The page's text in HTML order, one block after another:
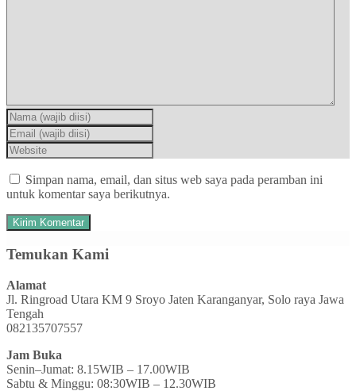
Simpan nama, email, dan situs web saya pada peramban ini
untuk komentar saya berikutnya.
Temukan Kami
Alamat
Jl. Ringroad Utara KM 9 Sroyo Jaten Karanganyar, Solo raya Jawa
Tengah
082135707557
Jam Buka
Senin–Jumat: 8.15WIB – 17.00WIB
Sabtu & Minggu: 08:30WIB – 12.30WIB